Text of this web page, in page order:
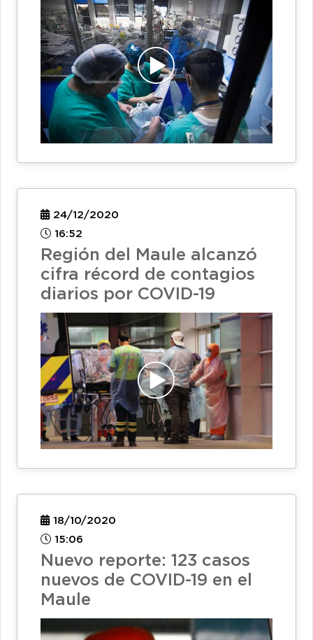
24/12/2020
16:52
Región del Maule alcanzó
cifra récord de contagios
diarios por COVID-19
18/10/2020
15:06
Nuevo reporte: 123 casos
nuevos de COVID-19 en el
Maule